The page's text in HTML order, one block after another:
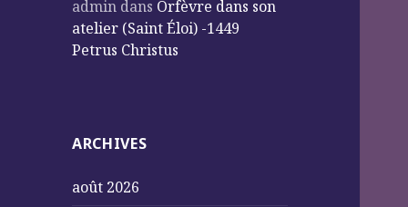
admin dans Orfèvre dans son
atelier (Saint Éloi) -1449
Petrus Christus
ARCHIVES
août 2026